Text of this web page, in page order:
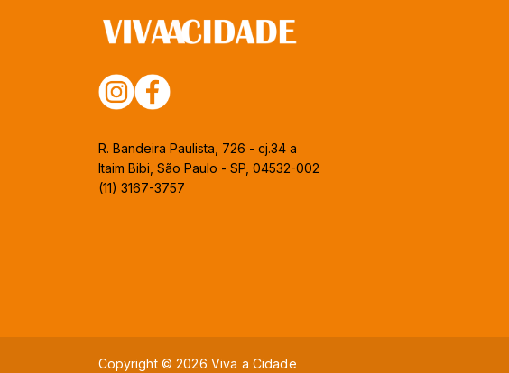
R. Bandeira Paulista, 726 - cj.34 a
Itaim Bibi, São Paulo - SP, 04532-002
(11) 3167-3757
Copyright © 2026 Viva a Cidade